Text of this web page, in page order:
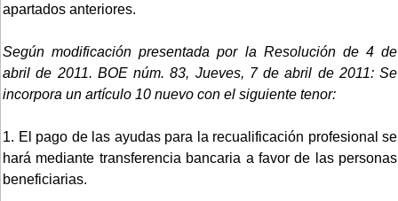
apartados anteriores.
Según modificación presentada por la Resolución de 4 de
abril de 2011. BOE núm. 83, Jueves, 7 de abril de 2011: Se
incorpora un artículo 10 nuevo con el siguiente tenor:
1. El pago de las ayudas para la recualificación profesional se
hará mediante transferencia bancaria a favor de las personas
beneficiarias.